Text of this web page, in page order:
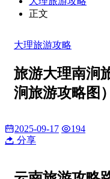
正文
大理旅游攻略
旅游大理南涧
涧旅游攻略图）
2025-09-17
194
分享